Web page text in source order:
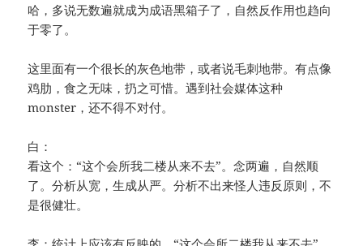
哈，多说无数遍就成为成语黑箱子了，自然反作用也趋向
于零了。
这里面有一个很长的灰色地带，或者说毛刺地带。有点像
鸡肋，食之无味，扔之可惜。遇到社会媒体这种
monster，还不得不对付。
白：
看这个：“这个会所我二楼从来不去”。念两遍，自然顺
了。分析从宽，生成从严。分析不出来怪人违反原则，不
是很健壮。